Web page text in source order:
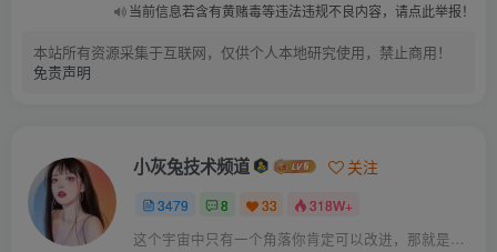
当前信息若含有黄赌毒等违法违规不良内容，请点此举报！
本站所有资源采集于互联网，仅供个人本地研究使用，禁止商用！
免责声明
小灰兔技术频道 关注
3479 8 33 318W+
这个宇宙中只有一个角落你肯定可以改进，那就是你自己